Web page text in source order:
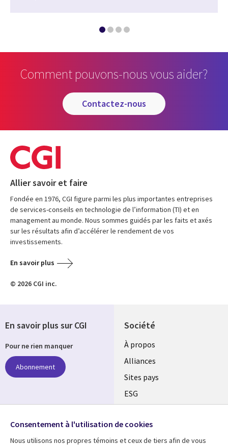
Comment pouvons-nous vous aider?
contactez-nous
Allier savoir et faire
Fondée en 1976, CGI figure parmi les plus importantes entreprises
de services-conseils en technologie de l’information (TI) et en
management au monde. Nous sommes guidés par les faits et axés
sur les résultats afin d’accélérer le rendement de vos
investissements.
En savoir plus
© 2026 CGI inc.
Société
À propos
Alliances
Sites pays
ESG
Fusions
Salle de presse
En savoir plus sur CGI
Pour ne rien manquer
Abonnement
Suivez-nous
Social
Consentement à l'utilisation de cookies
Nous utilisons nos propres témoins et ceux de tiers afin de vous